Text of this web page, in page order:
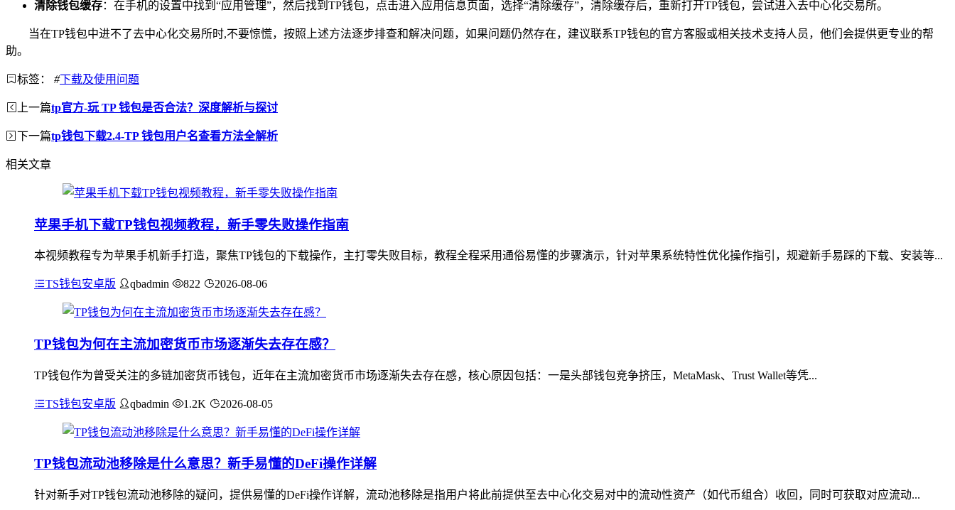
清除钱包缓存：在手机的设置中找到“应用管理”，然后找到TP钱包，点击进入应用信息页面，选择“清除缓存”，清除缓存后，重新打开TP钱包，尝试进入去中心化交易所。
当在TP钱包中进不了去中心化交易所时,不要惊慌，按照上述方法逐步排查和解决问题，如果问题仍然存在，建议联系TP钱包的官方客服或相关技术支持人员，他们会提供更专业的帮
助。
标签： #下载及使用问题
上一篇tp官方-玩 TP 钱包是否合法？深度解析与探讨
下一篇tp钱包下载2.4-TP 钱包用户名查看方法全解析
相关文章
苹果手机下载TP钱包视频教程，新手零失败操作指南
本视频教程专为苹果手机新手打造，聚焦TP钱包的下载操作，主打零失败目标，教程全程采用通俗易懂的步骤演示，针对苹果系统特性优化操作指引，规避新手易踩的下载、安装等...
TS钱包安卓版 qbadmin 822 2026-08-06
TP钱包为何在主流加密货币市场逐渐失去存在感？
TP钱包作为曾受关注的多链加密货币钱包，近年在主流加密货币市场逐渐失去存在感，核心原因包括：一是头部钱包竞争挤压，MetaMask、Trust Wallet等凭...
TS钱包安卓版 qbadmin 1.2K 2026-08-05
TP钱包流动池移除是什么意思？新手易懂的DeFi操作详解
针对新手对TP钱包流动池移除的疑问，提供易懂的DeFi操作详解，流动池移除是指用户将此前提供至去中心化交易对中的流动性资产（如代币组合）收回，同时可获取对应流动...